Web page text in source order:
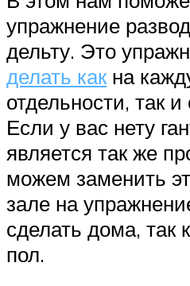
упражнение
дельту. Это
делать как на
отдельности, так
Если у вас нету
является так же
можем заменить
зале на
сделать дома, так
пол.